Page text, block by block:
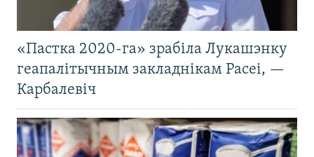
«Пастка 2020-га» зрабіла Лукашэнку
геапалітычным закладнікам Расеі, —
Карбалевіч